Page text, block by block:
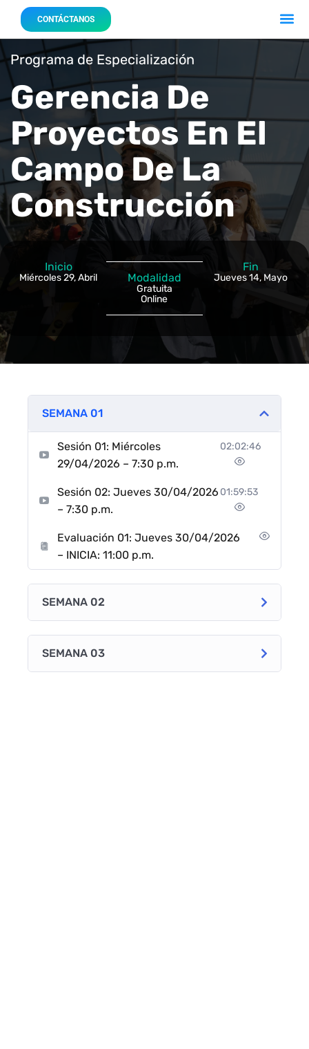
CONTÁCTANOS
Programa de Especialización
Gerencia De
Proyectos En El
Campo De La
Construcción
Inicio
Miércoles 29, Abril Modalidad
Gratuita
Online
Fin
Jueves 14, Mayo
SEMANA 01
Sesión 01: Miércoles
29/04/2026 – 7:30 p.m.
02:02:46
Sesión 02: Jueves 30/04/2026
– 7:30 p.m.
01:59:53
Evaluación 01: Jueves 30/04/2026
– INICIA: 11:00 p.m.
SEMANA 02
SEMANA 03